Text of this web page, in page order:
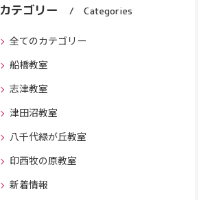
カテゴリー Categories
全てのカテゴリー
船橋教室
志津教室
津田沼教室
八千代緑が丘教室
印西牧の原教室
新着情報